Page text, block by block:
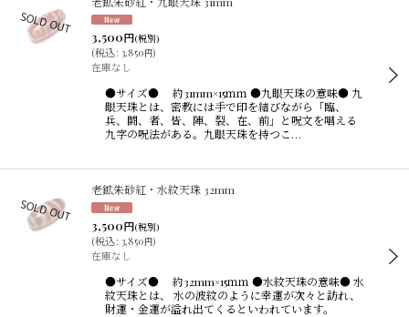
3,500円(税別)
(税込: 3,850円)
在庫なし
●サイズ● 約31mm×15ｍｍ ●九眼天珠の意味● 九
眼天珠とは、密教には手で印を結びながら「臨、
兵、闘、者、皆、陣、裂、在、前」と呪文を唱える
九字の呪法がある。九眼天珠を持つこ…
老鉱朱砂紅・水紋天珠 32mm
3,500円(税別)
(税込: 3,850円)
在庫なし
●サイズ● 約32mm×15ｍｍ ●水紋天珠の意味● 水
紋天珠とは、 水の波紋のように幸運が次々と訪れ、
財運・金運が溢れ出てくるといわれています。